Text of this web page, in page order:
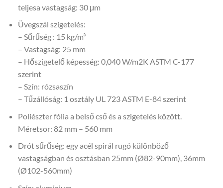
teljesa vastagság: 30 μm
Üvegszál szigetelés:
– Sűrűség : 15 kg/m³
– Vastagság: 25 mm
– Hőszigetelő képesség: 0,040 W/m2K ASTM C-177
szerint
– Szín: rózsaszín
– Tűzállóság: 1 osztály UL 723 ASTM E-84 szerint
Poliészter fólia a belső cső és a szigetelés között.
Méretsor: 82 mm – 560 mm
Drót sűrűség: egy acél spirál rugó különböző
vastagságban és osztásban 25mm (Ø82-90mm), 36mm
(Ø102-560mm)